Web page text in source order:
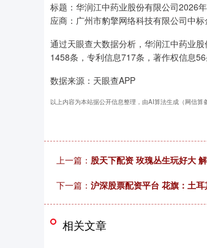
标题：华润江中药业股份有限公司2026
应商：广州市豹擎网络科技有限公司中
通过天眼查大数据分析，华润江中药业
1458条，专利信息717条，著作权信息
数据来源：天眼查APP
以上内容为本站据公开信息整理，由AI算法生成（网信
上一篇： 股天下配资 玫瑰丛生玩好大
下一篇： 沪深股票配资平台 花旗：土
相关文章